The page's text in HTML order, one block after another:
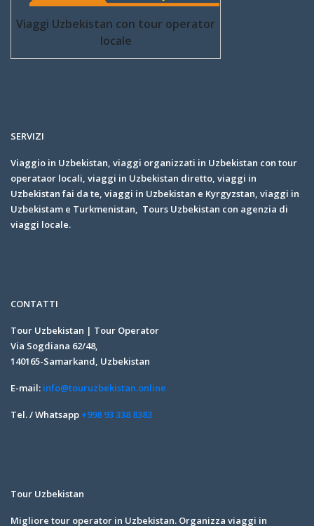
Viaggi Uzbekistan con tour operator
locale
SERVIZI
Viaggio in Uzbekistan, viaggi organizzati in Uzbekistan con tour
operataor locali, viaggi in Uzbekistan diretto, viaggi in
Uzbekistan fai da te, viaggi in Uzbekistan e Kyrgyzstan, viaggi in
Uzbekistam e Turkmenistan, Tours Uzbekistan con agenzia di
viaggi locale.
CONTATTI
Tour Uzbekistan | Tour Operator
Via Sogdiana 62/48,
140165-Samarkand, Uzbekistan
E-mail: info@touruzbekistan.online
Tel. / Whatsapp +998 93 338 8383
Tour Uzbekistan
Migliore tour operator in Uzbekistan. Organizza viaggi in